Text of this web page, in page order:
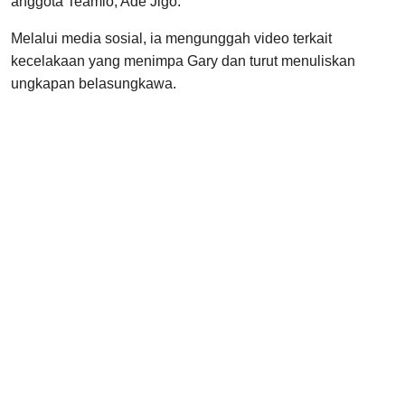
Melalui media sosial, ia mengunggah video terkait
kecelakaan yang menimpa Gary dan turut menuliskan
ungkapan belasungkawa.